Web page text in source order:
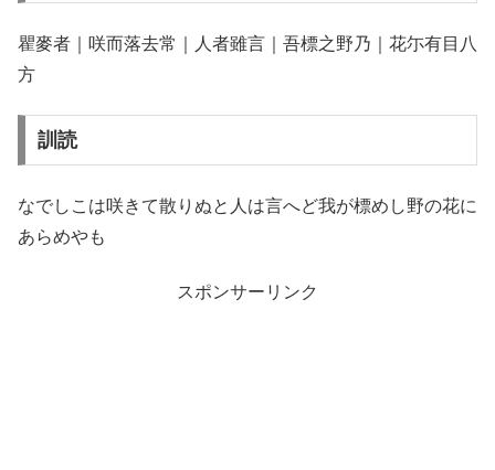
瞿麥者｜咲而落去常｜人者雖言｜吾標之野乃｜花尓有目八
方
訓読
なでしこは咲きて散りぬと人は言へど我が標めし野の花に
あらめやも
スポンサーリンク